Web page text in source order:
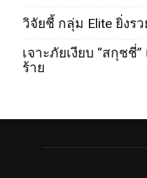
วิจัยชี้ กลุ่ม Elite ยิ่งร
เจาะภัยเงียบ “สกุชชี่
ร้าย